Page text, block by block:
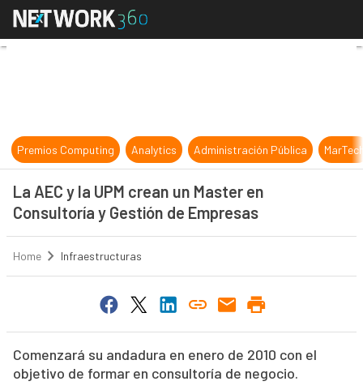
La AEC y la UPM crean un Master
Premios Computing Analytics Administración Pública
La AEC y la UPM crean un Master en
Consultoría y Gestión de Empresas
Home Infraestructuras
Comenzará su andadura en enero de 2010 con el
objetivo de formar en consultoría de negocio.